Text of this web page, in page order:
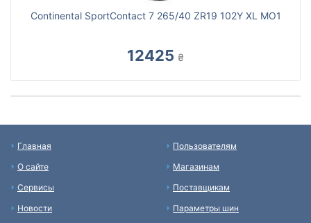
Continental SportContact 7 265/40 ZR19 102Y XL MO1
12425 ₴
Главная
О сайте
Сервисы
Новости
Пользователям
Магазинам
Поставщикам
Параметры шин